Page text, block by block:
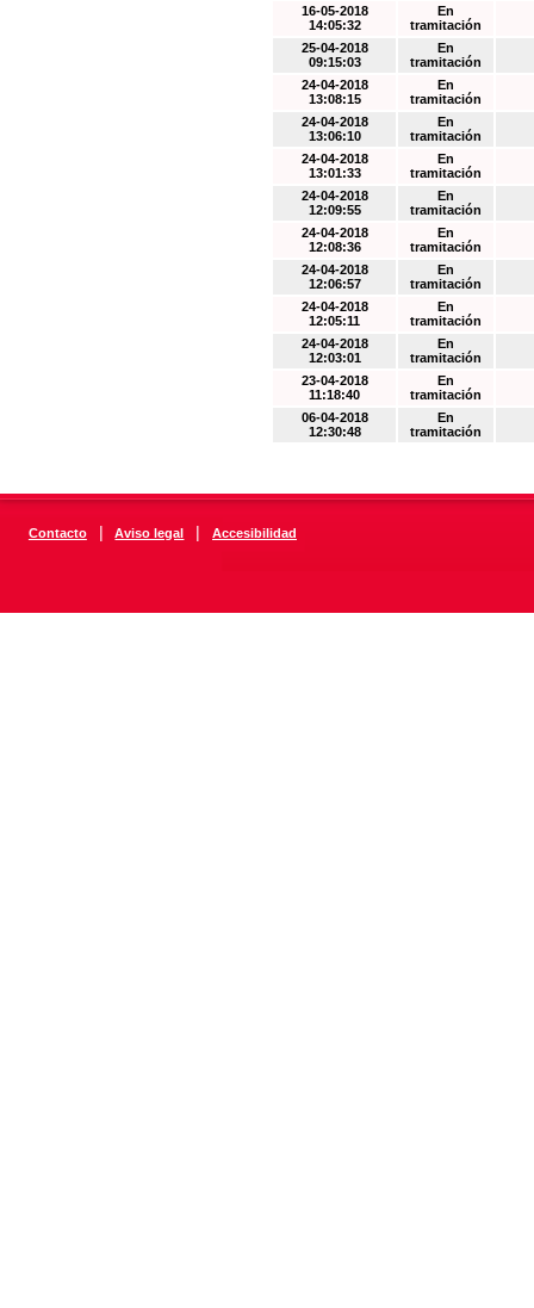
16-05-2018
14:05:32
En
tramitación
25-04-2018
09:15:03
En
tramitación
24-04-2018
13:08:15
En
tramitación
24-04-2018
13:06:10
En
tramitación
24-04-2018
13:01:33
En
tramitación
24-04-2018
12:09:55
En
tramitación
24-04-2018
12:08:36
En
tramitación
24-04-2018
12:06:57
En
tramitación
24-04-2018
12:05:11
En
tramitación
24-04-2018
12:03:01
En
tramitación
23-04-2018
11:18:40
En
tramitación
06-04-2018
12:30:48
En
tramitación
Contacto | Aviso legal | Accesibilidad